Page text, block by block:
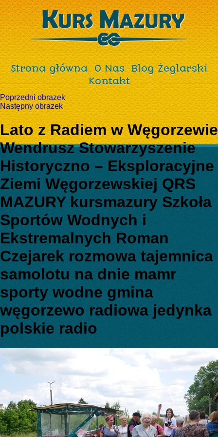
Strona główna O Nas
Blog Żeglarski
Kontakt
Poprzedni obrazek
Następny obrazek
Lato z Radiem w Węgorzewie
Wendrusz Stowarzyszenie
Historyczno – Eksploracyjne
Ziemi Węgorzewskiej QRS
MAZURY kursmazury Szkoła
Sportów Wodnych i
Ekstremalnych Roman
Czejarek rozmowa tajemnica
samolotu na dnie mamr
sporty wodne gmina
węgorzewo radiowa jedynka
polskie radio